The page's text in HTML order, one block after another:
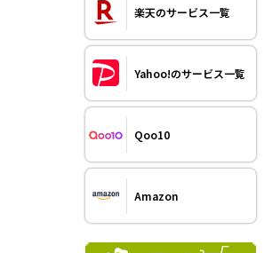
楽天のサービス一覧
Yahoo!のサービス一覧
Qoo10
Amazon